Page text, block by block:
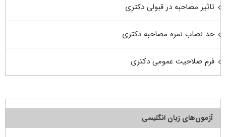
تاثیر مصاحبه در قبولی دکتری
حد نصاب نمره مصاحبه دکتری
فرم صلاحیت عمومی دکتری
آزمون‌های زبان انگلیسی